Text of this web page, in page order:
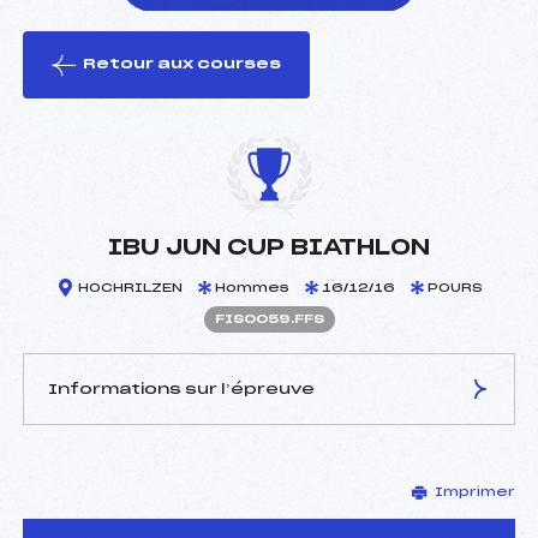
le ski
Retour aux courses
IBU JUN CUP BIATHLON
HOCHRILZEN Hommes 16/12/16 POURS
FIS0059.FFS
Informations sur l’épreuve
–
D.T Adjoint :
–
Imprimer